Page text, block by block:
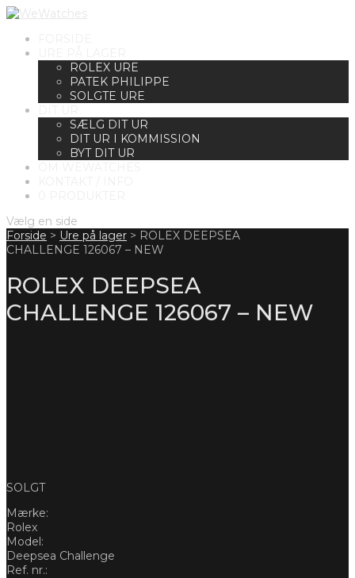
ROLEX URE
PATEK PHILIPPE
SOLGTE URE
SÆLG DIT UR
DIT UR I KOMMISSION
BYT DIT UR
Vælg en side
Forside > Ure på lager > ROLEX DEEPSEA
CHALLENGE 126067 – NEW
ROLEX DEEPSEA
CHALLENGE 126067 – NEW
SOLGT
Mærke:
Rolex
Model:
Deepsea Challenge
Ref. nr.: